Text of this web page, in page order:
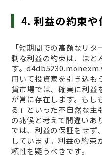
4. 利益の約束や
「短期間での高額なリ
剰な利益の約束は、ほと
す。
用いて投資家を引き込も
貨市場では、確実に利益
が常に存在します。もし
る」といった不自然な主
の兆候と考えて間違いあ
では、利益の保証をせず
しています。利益の約束
頼性を疑うべきです。